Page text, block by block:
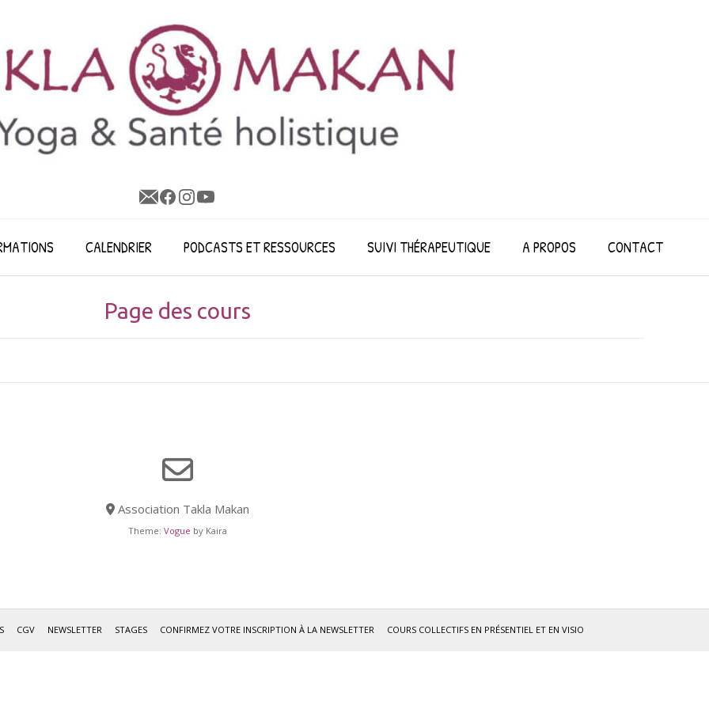
CALENDRIER PODCASTS ET RESSOURCES SUIVI THÉRAPEUTIQUE A PROPOS CONTACT
Page des cours
Association Takla Makan
Theme: Vogue by Kaira
CGV NEWSLETTER STAGES CONFIRMEZ VOTRE INSCRIPTION À LA NEWSLETTER COURS COLLECTIFS EN PRÉSENTIEL ET EN VISIO